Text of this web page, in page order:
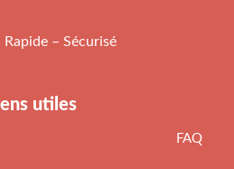
Rapide – Sécurisé
utiles
FAQ